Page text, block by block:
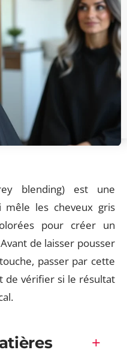
blending) est une
mêle les cheveux gris
pour créer un
de laisser pousser
passer par cette
de vérifier si le résultat